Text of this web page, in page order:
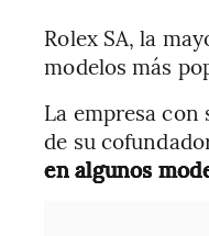
Rolex SA, la
modelos más
La empresa
de su
en algunos